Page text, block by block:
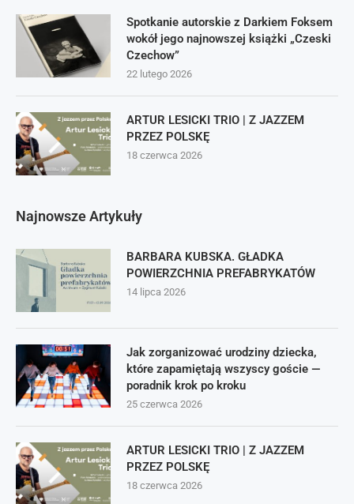
Spotkanie autorskie z Darkiem Foksem
wokół jego najnowszej książki „Czeski
Czechow”
22 lutego 2026
ARTUR LESICKI TRIO | Z JAZZEM
PRZEZ POLSKĘ
18 czerwca 2026
Najnowsze Artykuły
BARBARA KUBSKA. GŁADKA
POWIERZCHNIA PREFABRYKATÓW
14 lipca 2026
Jak zorganizować urodziny dziecka,
które zapamiętają wszyscy goście —
poradnik krok po kroku
25 czerwca 2026
ARTUR LESICKI TRIO | Z JAZZEM
PRZEZ POLSKĘ
18 czerwca 2026